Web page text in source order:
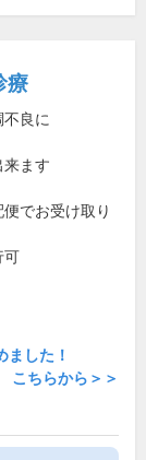
療
良に
来ます
でお受け取り
可
ました！
こちらから＞＞